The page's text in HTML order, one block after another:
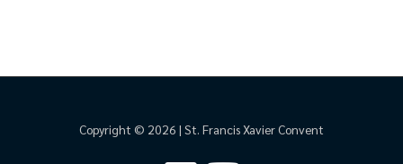
Copyright © 2026 | St. Francis Xavier Convent